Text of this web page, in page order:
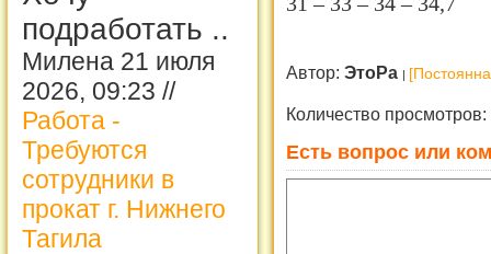
подработать ..
Милена 21 июля
2026, 09:23 //
Работа -
Требуются
сотрудники в
прокат г. Нижнего
Тагила
Автор: ЭтоРа
Количество просмотров:
Есть вопрос или